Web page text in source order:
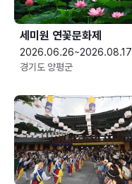
세미원 연꽃문화제
2026.06.26~2026.08.17
경기도 양평군